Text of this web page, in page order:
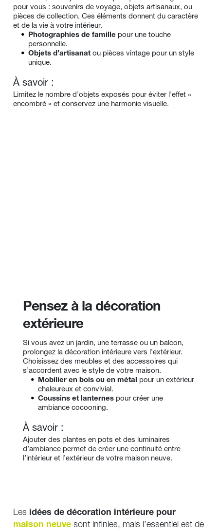
pour vous : souvenirs de voyage, objets artisanaux, ou
pièces de collection. Ces éléments donnent du caractère
et de la vie à votre intérieur.
Photographies de famille pour une touche
personnelle.
Objets d’artisanat ou pièces vintage pour un style
unique.
À savoir :
Limitez le nombre d’objets exposés pour éviter l’effet «
encombré » et conservez une harmonie visuelle.
Pensez à la décoration
extérieure
Si vous avez un jardin, une terrasse ou un balcon,
prolongez la décoration intérieure vers l’extérieur.
Choisissez des meubles et des accessoires qui
s’accordent avec le style de votre maison.
Mobilier en bois ou en métal
pour un extérieur
chaleureux et convivial.
Coussins et lanternes pour créer une
ambiance cocooning.
À savoir :
Ajouter des plantes en pots et des luminaires
d’ambiance permet de créer une continuité entre
l’intérieur et l’extérieur de votre maison neuve.
Les
idées de décoration intérieure pour
maison neuve sont infinies, mais l’essentiel est de